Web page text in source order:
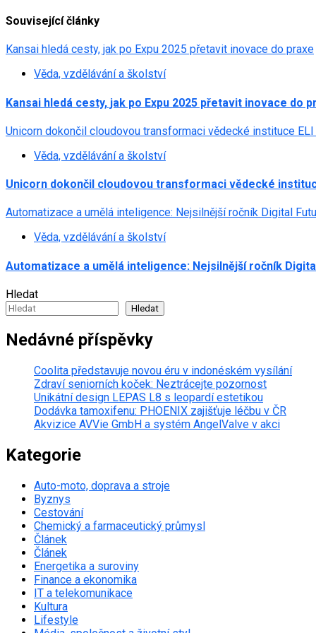
Související články
Kansai hledá cesty, jak po Expu 2025 přetavit inovace do praxe
Věda, vzdělávání a školství
Kansai hledá cesty, jak po Expu 2025 přetavit inovace do
Unicorn dokončil cloudovou transformaci vědecké instituce ELI
Věda, vzdělávání a školství
Unicorn dokončil cloudovou transformaci vědecké
Automatizace a umělá inteligence: Nejsilnější ročník Digital
Věda, vzdělávání a školství
Automatizace a umělá inteligence: Nejsilnější ročník
Hledat
Hledat
Nedávné příspěvky
Coolita představuje novou éru v indonéském vysílání
Zdraví seniorních koček: Neztrácejte pozornost
Unikátní design LEPAS L8 s leopardí estetikou
Dodávka tamoxifenu: PHOENIX zajišťuje léčbu v ČR
Akvizice AVVie GmbH a systém AngelValve v akci
Kategorie
Auto-moto, doprava a stroje
Byznys
Cestování
Chemický a farmaceutický průmysl
Článek
Článek
Energetika a suroviny
Finance a ekonomika
IT a telekomunikace
Kultura
Lifestyle